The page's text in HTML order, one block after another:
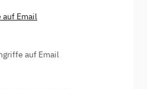
auf Email
auf Email